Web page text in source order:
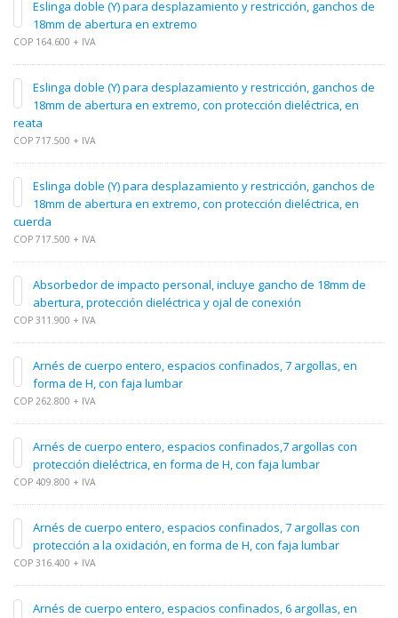
Eslinga doble (Y) para desplazamiento y restricción, ganchos de
18mm de abertura en extremo
COP 164.600 + IVA
Eslinga doble (Y) para desplazamiento y restricción, ganchos de
18mm de abertura en extremo, con protección dieléctrica, en
reata
COP 717.500 + IVA
Eslinga doble (Y) para desplazamiento y restricción, ganchos de
18mm de abertura en extremo, con protección dieléctrica, en
cuerda
COP 717.500 + IVA
Absorbedor de impacto personal, incluye gancho de 18mm de
abertura, protección dieléctrica y ojal de conexión
COP 311.900 + IVA
Arnés de cuerpo entero, espacios confinados, 7 argollas, en
forma de H, con faja lumbar
COP 262.800 + IVA
Arnés de cuerpo entero, espacios confinados,7 argollas con
protección dieléctrica, en forma de H, con faja lumbar
COP 409.800 + IVA
Arnés de cuerpo entero, espacios confinados, 7 argollas con
protección a la oxidación, en forma de H, con faja lumbar
COP 316.400 + IVA
Arnés de cuerpo entero, espacios confinados, 6 argollas, en